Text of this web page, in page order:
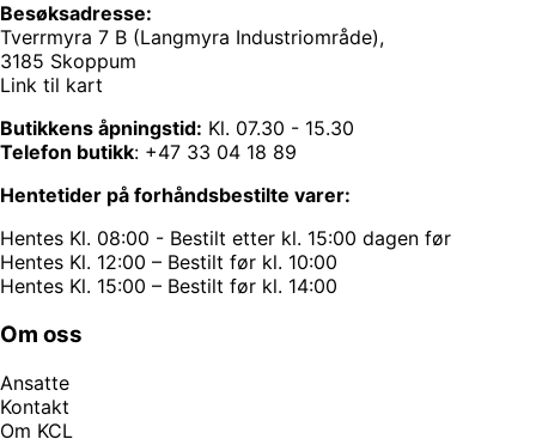
Besøksadresse:
Tverrmyra 7 B (Langmyra Industriområde),
3185 Skoppum
Link til kart
Butikkens åpningstid: Kl. 07.30 - 15.30
Telefon butikk: +47 33 04 18 89
Hentetider på forhåndsbestilte varer:
Hentes Kl. 08:00 - Bestilt etter kl. 15:00 dagen før
Hentes Kl. 12:00 – Bestilt før kl. 10:00
Hentes Kl. 15:00 – Bestilt før kl. 14:00
Om oss
Ansatte
Kontakt
Om KCL